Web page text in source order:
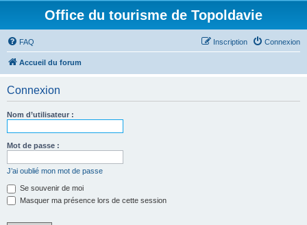
Office du tourisme de Topoldavie
FAQ Connexion
Inscription
Accueil du forum
Connexion
Nom d’utilisateur :
Mot de passe :
J’ai oublié mon mot de passe
Se souvenir de moi
Masquer ma présence lors de cette session